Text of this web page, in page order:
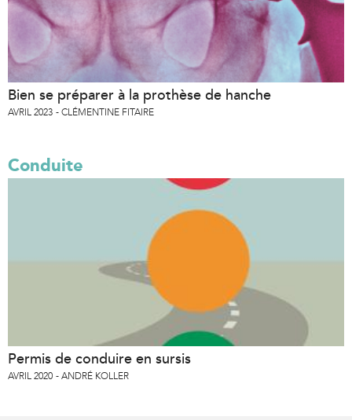
Bien se préparer à la prothèse de hanche
AVRIL 2023 CLÉMENTINE FITAIRE
Conduite
Permis de conduire en sursis
AVRIL 2020 ANDRÉ KOLLER